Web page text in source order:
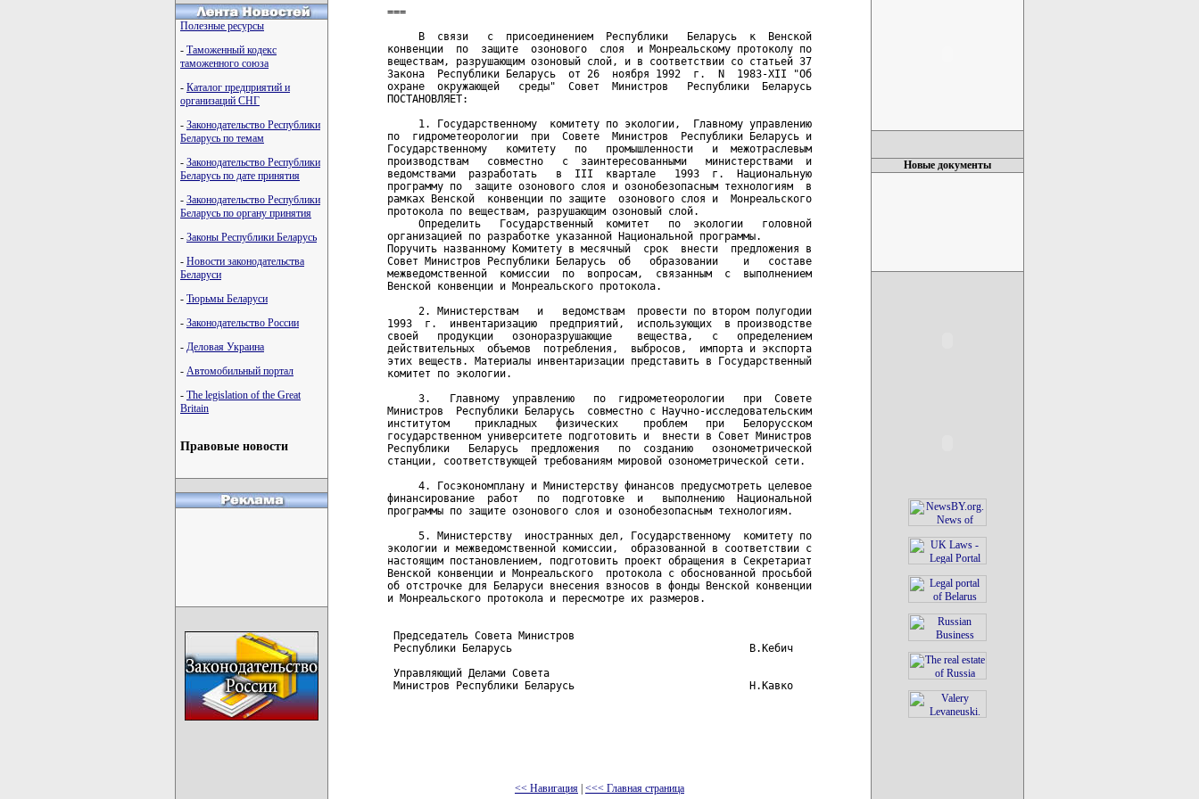
Полезные ресурсы
- Таможенный кодекс
таможенного союза
- Каталог предприятий и
организаций СНГ
- Законодательство Республики
Беларусь по темам
- Законодательство Республики
Беларусь по дате принятия
- Законодательство Республики
Беларусь по органу принятия
- Законы Республики Беларусь
- Новости законодательства
Беларуси
- Тюрьмы Беларуси
- Законодательство России
- Деловая Украина
- Автомобильный портал
- The legislation of the Great
Britain
Правовые новости
===
     В  связи   с  присоединением  Республики   Беларусь  к  Венской
конвенции  по  защите  озонового  слоя  и Монреальскому протоколу по
веществам, разрушающим озоновый слой, и в соответствии со статьей 37
Закона  Республики Беларусь  от 26  ноября 1992  г.  N  1983-XII "Об
охране  окружающей   среды"  Совет  Министров   Республики  Беларусь
ПОСТАНОВЛЯЕТ:
     1. Государственному  комитету по экологии,  Главному управлению
по  гидрометеорологии  при  Совете  Министров  Республики Беларусь и
Государственному   комитету   по   промышленности   и  межотраслевым
производствам   совместно   с  заинтересованными   министерствами  и
ведомствами  разработать   в  III  квартале   1993  г.  Национальную
программу по  защите озонового слоя и озонобезопасным технологиям  в
рамках Венской  конвенции по защите  озонового слоя и  Монреальского
протокола по веществам, разрушающим озоновый слой.
     Определить   Государственный  комитет   по  экологии   головной
организацией по разработке указанной Национальной программы.
Поручить названному Комитету в месячный  срок  внести  предложения в
Совет Министров Республики Беларусь  об   образовании    и   составе
межведомственной  комиссии  по  вопросам,  связанным  с  выполнением
Венской конвенции и Монреальского протокола.
     2. Министерствам   и   ведомствам  провести по втором полугодии
1993  г.  инвентаризацию  предприятий,  использующих  в производстве
своей   продукции   озоноразрушающие    вещества,   с   определением
действительных  объемов  потребления,  выбросов,  импорта и экспорта
этих веществ. Материалы инвентаризации представить в Государственный
комитет по экологии.
     3.   Главному  управлению   по  гидрометеорологии   при  Совете
Министров  Республики Беларусь  совместно с Научно-исследовательским
институтом    прикладных   физических    проблем   при   Белорусском
государственном университете подготовить и  внести в Совет Министров
Республики   Беларусь  предложения   по  созданию   озонометрической
станции, соответствующей требованиям мировой озонометрической сети.
     4. Госэкономплану и Министерству финансов предусмотреть целевое
финансирование  работ   по  подготовке  и   выполнению  Национальной
программы по защите озонового слоя и озонобезопасным технологиям.
     5. Министерству  иностранных дел, Государственному  комитету по
экологии и межведомственной комиссии,  образованной в соответствии с
настоящим постановлением, подготовить проект обращения в Секретариат
Венской конвенции и Монреальского  протокола с обоснованной просьбой
об отстрочке для Беларуси внесения взносов в фонды Венской конвенции
и Монреальского протокола и пересмотре их размеров.
Председатель Совета Министров
Республики Беларусь                                      В.Кебич
Управляющий Делами Совета
Министров Республики Беларусь                            Н.Кавко
<< Навигация <<< Главная страница
Новые документы